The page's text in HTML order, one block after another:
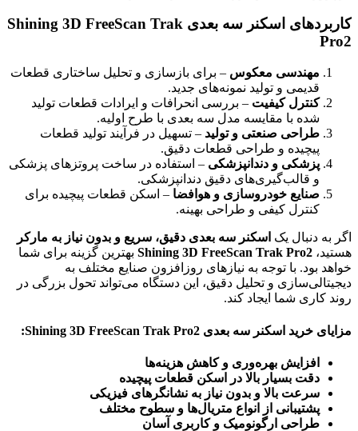
کاربردهای اسکنر سه بعدی Shining 3D FreeScan Trak
Pro2
مهندسی معکوس – برای بازسازی و تحلیل ساختاری قطعات
قدیمی و تولید نمونه‌های جدید.
کنترل کیفیت – بررسی انحرافات و ایرادات قطعات تولید
شده با مقایسه مدل سه بعدی با طرح اولیه.
طراحی صنعتی و تولید – تسهیل در فرآیند تولید قطعات
پیچیده و طراحی قطعات دقیق.
پزشکی و دندانپزشکی – استفاده در ساخت پروتزهای پزشکی
و قالب‌گیری‌های دقیق دندانپزشکی.
صنایع خودروسازی و هوافضا – اسکن قطعات پیچیده برای
کنترل کیفی و طراحی بهینه.
اگر به دنبال یک اسکنر سه بعدی دقیق، سریع و بدون نیاز به مارکر
هستید، Shining 3D FreeScan Trak Pro2 بهترین گزینه برای شما
خواهد بود. با توجه به نیازهای روزافزون صنایع مختلف به
دیجیتالی‌سازی و تحلیل دقیق، این دستگاه می‌تواند تحول بزرگی در
روند کاری شما ایجاد کند.
مزایای خرید اسکنر سه بعدی Shining 3D FreeScan Trak Pro2 :
افزایش بهره‌وری و کاهش هزینه‌ها
دقت بسیار بالا در اسکن قطعات پیچیده
سرعت بالا و بدون نیاز به نشانگرهای فیزیکی
پشتیبانی از انواع متریال‌ها و سطوح مختلف
طراحی ارگونومیک و کاربری آسان